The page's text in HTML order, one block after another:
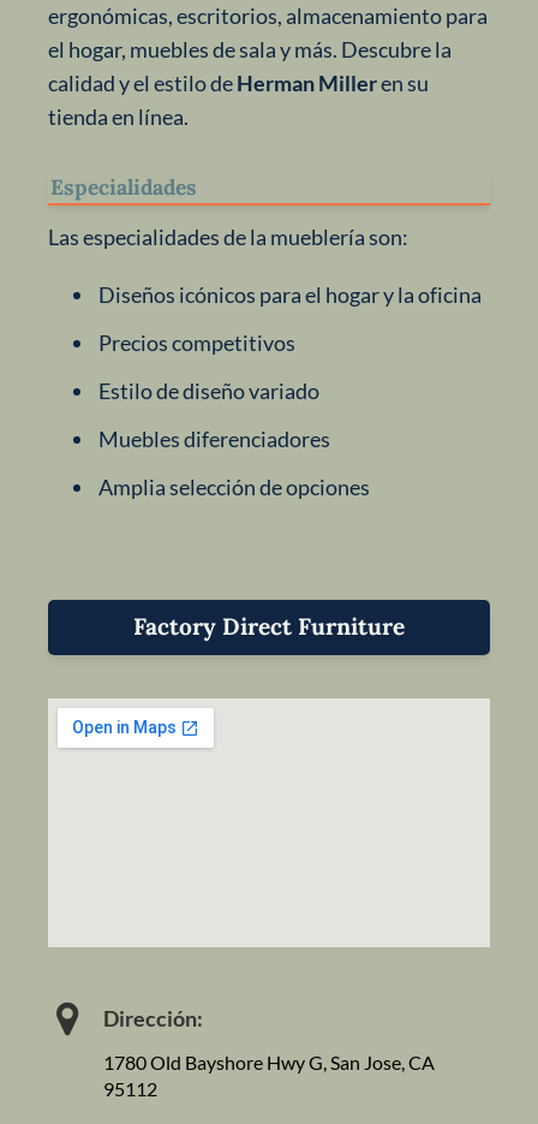
ergonómicas, escritorios, almacenamiento para
el hogar, muebles de sala y más. Descubre la
calidad y el estilo deHerman Milleren su
tienda en línea.
Especialidades
Las especialidades de la mueblería son:
Diseños icónicos para el hogar y la oficina
Precios competitivos
Estilo de diseño variado
Muebles diferenciadores
Amplia selección de opciones
Factory Direct Furniture
Dirección:
1780 Old Bayshore Hwy G, San Jose, CA
95112